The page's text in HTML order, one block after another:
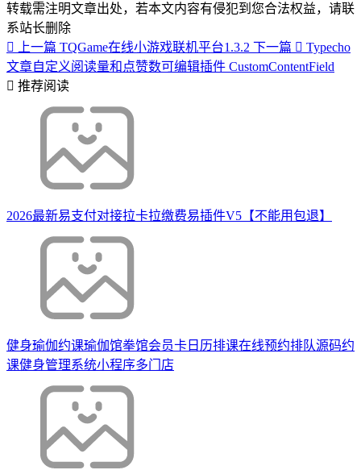
转载需注明文章出处，若本文内容有侵犯到您合法权益，请联
系站长删除
上一篇 TQGame在线小游戏联机平台1.3.2 下一篇
Typecho
文章自定义阅读量和点赞数可编辑插件 CustomContentField
推荐阅读
2026最新易支付对接拉卡拉缴费易插件V5【不能用包退】
健身瑜伽约课瑜伽馆拳馆会员卡日历排课在线预约排队源码约
课健身管理系统小程序多门店